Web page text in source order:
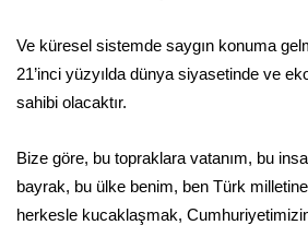
Ve küresel sistemde saygın konuma
21’inci yüzyılda dünya siyasetinde ve
sahibi olacaktır.
Bize göre, bu topraklara vatanım, bu
bayrak, bu ülke benim, ben Türk
herkesle kucaklaşmak,